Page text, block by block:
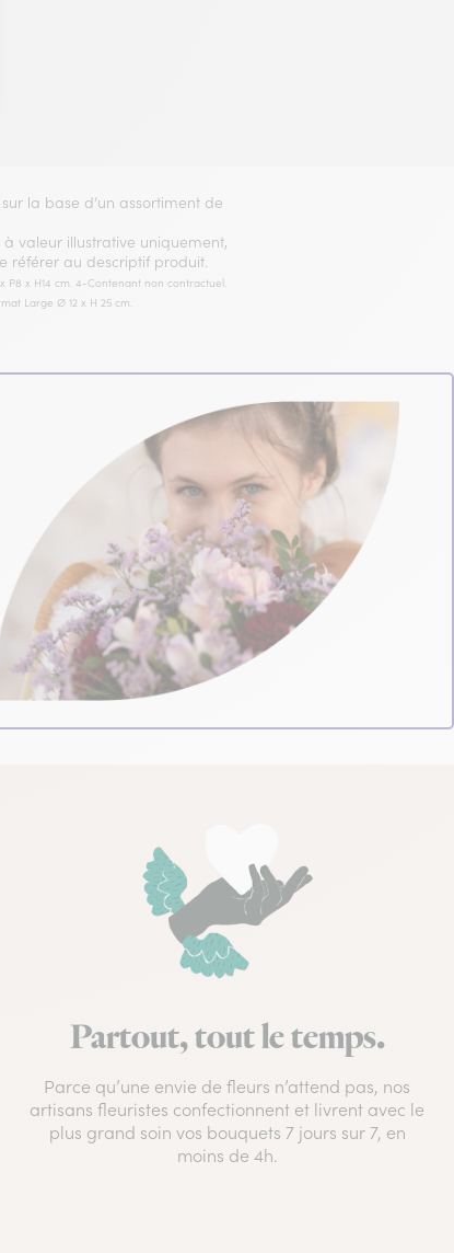
la base d’un assortiment de
valeur illustrative uniquement,
référer au descriptif produit.
P8 x H14 cm. 4-Contenant non contractuel.
Large Ø 12 x H 25 cm.
Partout, tout le temps.
Parce qu’une envie de fleurs n’attend pas, nos
artisans fleuristes confectionnent et livrent avec le
plus grand soin vos bouquets 7 jours sur 7, en
moins de 4h.